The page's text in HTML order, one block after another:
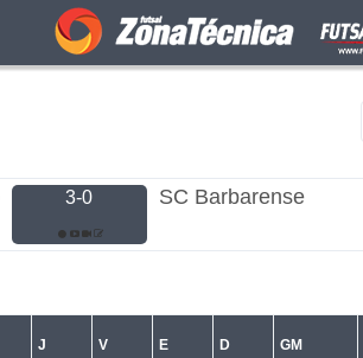
3-0 SC Barbarense
J V E D GM